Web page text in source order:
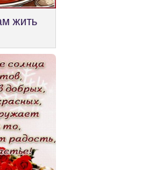
жить